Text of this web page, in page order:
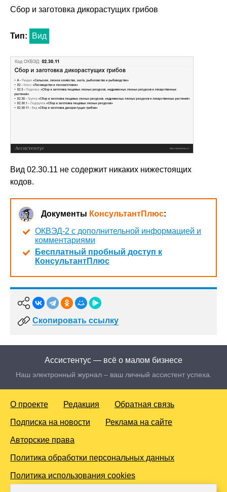
Сбор и заготовка дикорастущих грибов
Тип: Вид
Вид 02.30.11 не содержит никаких нижестоящих
кодов.
Документы КонсультантПлюс:
ОКВЭД-2 с дополнительной информацией и
комментариями
Бесплатный пробный доступ к
КонсультантПлюс
Скопировать ссылку
Ассистентус — всё о малом бизнесе
Наш электронный журнал – ваш личный ассистент успеха.
О проекте Редакция Обратная связь
Подписка на новости Реклама на сайте
Авторские права
Политика обработки персональных данных
Политика использования cookies